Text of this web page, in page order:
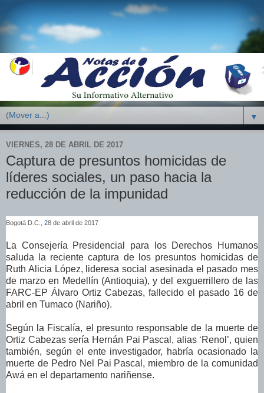
▼
VIERNES, 28 DE ABRIL DE 2017
Captura de presuntos homicidas de
líderes sociales, un paso hacia la
reducción de la impunidad
Bogotá D.C., 28 de abril de 2017
La Consejería Presidencial para los Derechos Humanos
saluda la reciente captura de los presuntos homicidas de
Ruth Alicia López, lideresa social asesinada el pasado mes
de marzo en Medellín (Antioquia), y del exguerrillero de las
FARC-EP Álvaro Ortiz Cabezas, fallecido el pasado 16 de
abril en Tumaco (Nariño).
Según la Fiscalía, el presunto responsable de la muerte de
Ortiz Cabezas sería Hernán Pai Pascal, alias ‘Renol’, quien
también, según el ente investigador, habría ocasionado la
muerte de Pedro Nel Pai Pascal, miembro de la comunidad
Awá en el departamento nariñense.